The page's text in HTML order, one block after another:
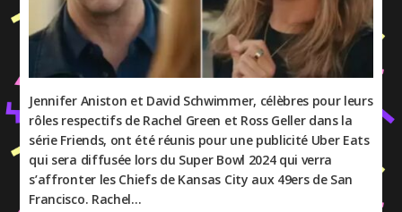
Jennifer Aniston et David Schwimmer, célèbres pour leurs
rôles respectifs de Rachel Green et Ross Geller dans la
série Friends, ont été réunis pour une publicité Uber Eats
qui sera diffusée lors du Super Bowl 2024 qui verra
s’affronter les Chiefs de Kansas City aux 49ers de San
Francisco. Rachel…